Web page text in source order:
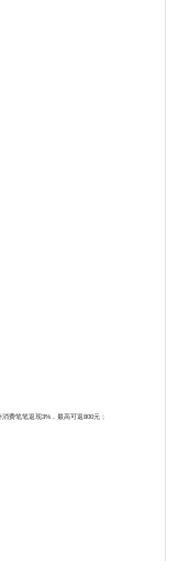
费笔笔返现3%，最高可返800元；